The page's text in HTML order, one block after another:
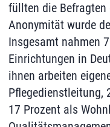
füllten die Befragten
Anonymität wurde
Insgesamt nahmen
Einrichtungen in
ihnen arbeiten
Pflegedienstleitung,
17 Prozent als